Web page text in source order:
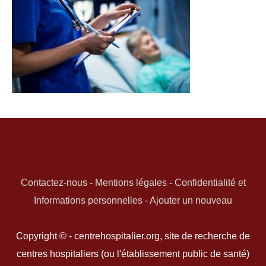
Contactez-nous- Mentions légales- Confidentialité et
Informations personnelles - Ajouter un nouveau
Copyright © - centrehospitalier.org, site de recherche de
centres hospitaliers (ou l'établissement public de santé)